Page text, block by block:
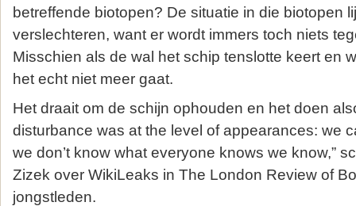
betreffende biotopen? De situatie in die biotopen
verslechteren, want er wordt immers toch niets
Misschien als de wal het schip tenslotte keert en
het echt niet meer gaat.
Het draait om de schijn ophouden en het doen
disturbance was at the level of appearances: we
we don’t know what everyone knows we know,”
Zizek over WikiLeaks in The London Review of
jongstleden.